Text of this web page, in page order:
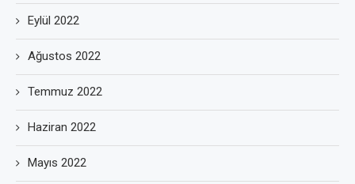
Eylül 2022
Ağustos 2022
Temmuz 2022
Haziran 2022
Mayıs 2022